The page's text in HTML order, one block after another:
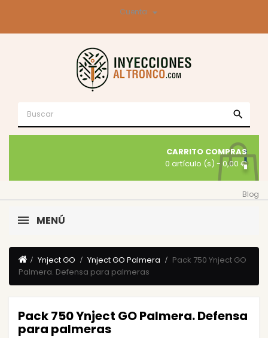
Cuenta 
search
CARRITO COMPRAS
0 artículo (s) - 0,00 €
Blog
MENÚ
Ynject GO Ynject GO Palmera
Pack 750 Ynject GO
Palmera. Defensa para palmeras
Pack 750 Ynject GO Palmera. Defensa
para palmeras